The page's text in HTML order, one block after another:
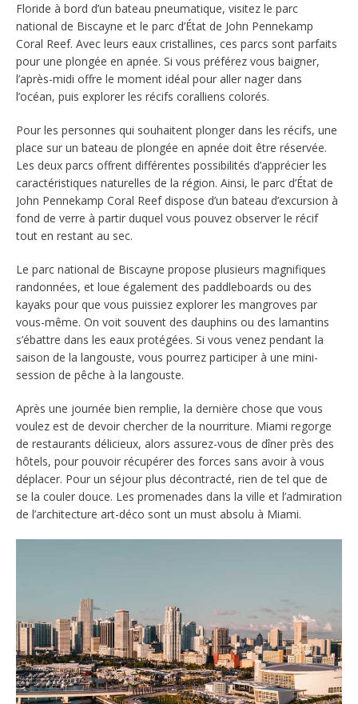
Floride à bord d’un bateau pneumatique, visitez le parc
national de Biscayne et le parc d’État de John Pennekamp
Coral Reef. Avec leurs eaux cristallines, ces parcs sont parfaits
pour une plongée en apnée. Si vous préférez vous baigner,
l’après-midi offre le moment idéal pour aller nager dans
l’océan, puis explorer les récifs coralliens colorés.
Pour les personnes qui souhaitent plonger dans les récifs, une
place sur un bateau de plongée en apnée doit être réservée.
Les deux parcs offrent différentes possibilités d’apprécier les
caractéristiques naturelles de la région. Ainsi, le parc d’État de
John Pennekamp Coral Reef dispose d’un bateau d’excursion à
fond de verre à partir duquel vous pouvez observer le récif
tout en restant au sec.
Le parc national de Biscayne propose plusieurs magnifiques
randonnées, et loue également des paddleboards ou des
kayaks pour que vous puissiez explorer les mangroves par
vous-même. On voit souvent des dauphins ou des lamantins
s’ébattre dans les eaux protégées. Si vous venez pendant la
saison de la langouste, vous pourrez participer à une mini-
session de pêche à la langouste.
Après une journée bien remplie, la dernière chose que vous
voulez est de devoir chercher de la nourriture. Miami regorge
de restaurants délicieux, alors assurez-vous de dîner près des
hôtels, pour pouvoir récupérer des forces sans avoir à vous
déplacer. Pour un séjour plus décontracté, rien de tel que de
se la couler douce. Les promenades dans la ville et l’admiration
de l’architecture art-déco sont un must absolu à Miami.